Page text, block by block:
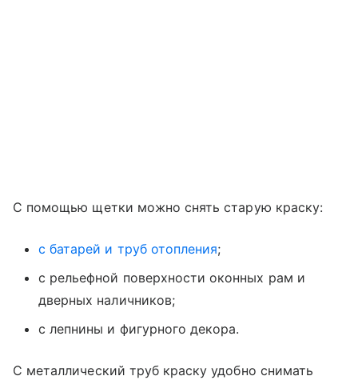
С помощью щетки можно снять старую краску:
с батарей и труб отопления;
с рельефной поверхности оконных рам и
дверных наличников;
с лепнины и фигурного декора.
С металлический труб краску удобно снимать